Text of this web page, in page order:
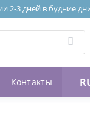
2-3 дней в будние
Контакты